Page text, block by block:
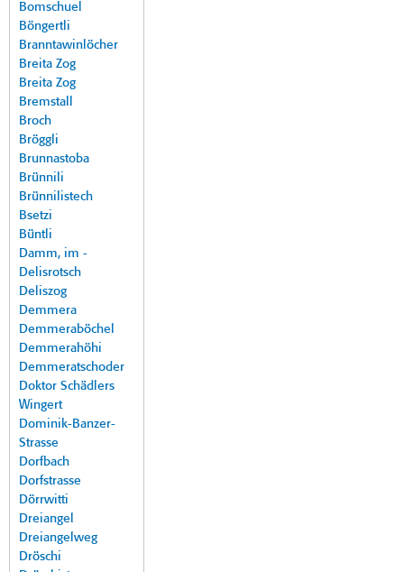
Bomschuel
Böngertli
Branntawinlöcher
Breita Zog
Breita Zog
Bremstall
Broch
Bröggli
Brunnastoba
Brünnili
Brünnilistech
Bsetzi
Büntli
Damm, im -
Delisrotsch
Deliszog
Demmera
Demmeraböchel
Demmerahöhi
Demmeratschoder
Doktor Schädlers
Wingert
Dominik-Banzer-
Strasse
Dorfbach
Dorfstrasse
Dörrwitti
Dreiangel
Dreiangelweg
Dröschi